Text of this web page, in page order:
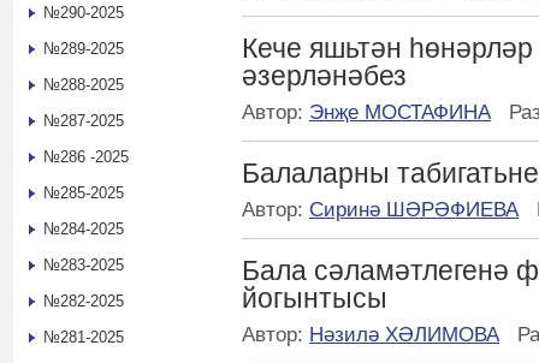
Кече яшьтән
әзерләнәбез
Автор: Энҗе МОСТАФИНА
Балаларны
Автор: Сиринә ШӘРӘФИЕВА
Бала сәламәтлегенә
йогынтысы
Автор: Нәзилә ХӘЛИМОВА
№290-2025
№289-2025
№288-2025
№287-2025
№286 -2025
№285-2025
№284-2025
№283-2025
№282-2025
№281-2025